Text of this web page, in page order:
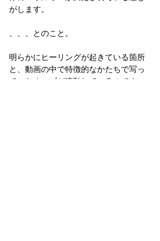
がします。
、、、とのこと。
明らかにヒーリングが起きている箇所
と、動画の中で特徴的なかたちで写っ
ていたオーブが連動しているのです。